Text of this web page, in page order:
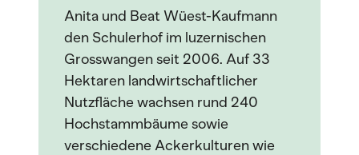
Anita und Beat Wüest-Kaufmann
den Schulerhof im luzernischen
Grosswangen seit 2006. Auf 33
Hektaren landwirtschaftlicher
Nutzfläche wachsen rund 240
Hochstammbäume sowie
verschiedene Ackerkulturen wie